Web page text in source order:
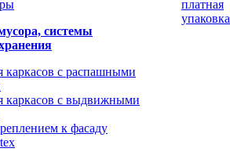
системы
каркасов с распашными
каркасов с выдвижными
к фасаду
платная
упаковка